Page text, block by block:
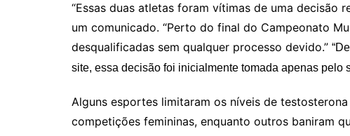
“Essas duas atletas foram vítimas de uma decisão
um comunicado. “Perto do final do Campeonato
desqualificadas sem qualquer processo devido.”
site, essa decisão foi inicialmente tomada apenas pelo
Alguns esportes limitaram os níveis de
competições femininas, enquanto outros baniram